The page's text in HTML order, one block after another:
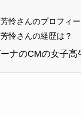
怜さんのプロフィー
怜さんの経歴は？
ナのCMの女子高